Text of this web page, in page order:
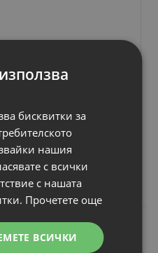
TRUST Nito
бисквитки за
нашия
с всички
с нашата
Прочетете още
ВСИЧКИ